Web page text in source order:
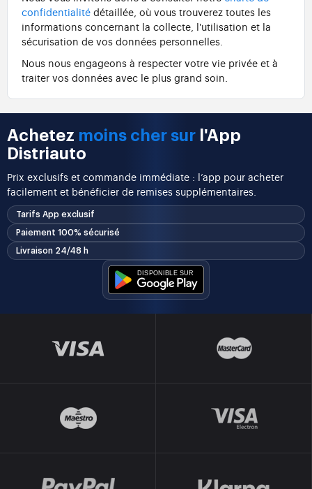
confidentialité détaillée, où vous trouverez toutes les
informations concernant la collecte, l'utilisation et la
sécurisation de vos données personnelles.
Nous nous engageons à respecter votre vie privée et à
traiter vos données avec le plus grand soin.
Achetez moins cher sur l'App
Distriauto
Prix exclusifs et commande immédiate : l’app pour acheter
facilement et bénéficier de remises supplémentaires.
Tarifs App exclusif
Paiement 100% sécurisé
Livraison 24/48 h